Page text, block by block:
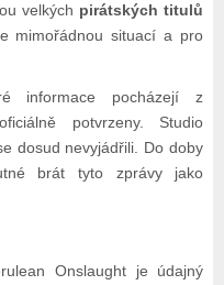
velkých pirátských titulů
mimořádnou situací a pro
informace pocházejí z
potvrzeny. Studio
dosud nevyjádřili. Do doby
brát tyto zprávy jako
Onslaught je údajný